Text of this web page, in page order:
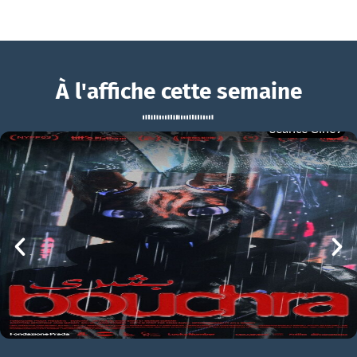
Longlegs
Longlegs Bande-annonce VO STFR
À l'affiche cette semaine
BOUCHRA
mer 05/08
21h00